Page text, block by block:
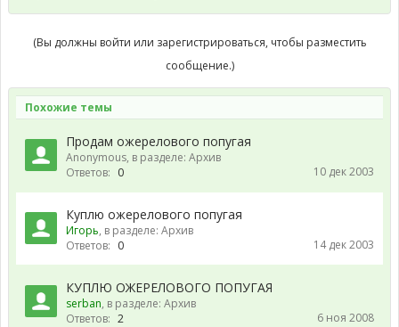
(Вы должны войти или зарегистрироваться, чтобы разместить
сообщение.)
Похожие темы
Продам ожерелового попугая
Anonymous, в разделе: Архив
Ответов: 0 10 дек 2003
Куплю ожерелового попугая
Игорь, в разделе: Архив
Ответов: 0 14 дек 2003
КУПЛЮ ОЖЕРЕЛОВОГО ПОПУГАЯ
serban, в разделе: Архив
Ответов: 2 6 ноя 2008